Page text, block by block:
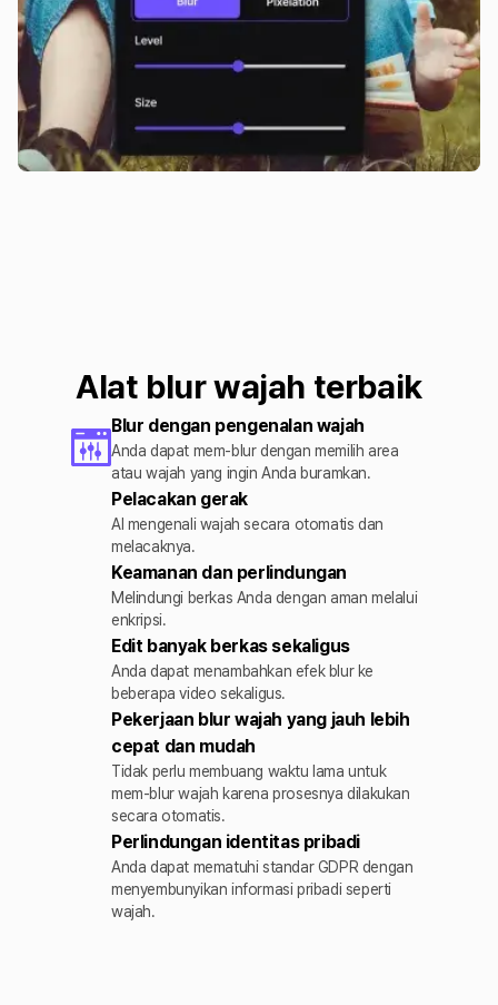
Alat blur wajah terbaik
Blur dengan pengenalan wajah
Anda dapat mem-blur dengan memilih area
atau wajah yang ingin Anda buramkan.
Pelacakan gerak
AI mengenali wajah secara otomatis dan
melacaknya.
Keamanan dan perlindungan
Melindungi berkas Anda dengan aman melalui
enkripsi.
Edit banyak berkas sekaligus
Anda dapat menambahkan efek blur ke
beberapa video sekaligus.
Pekerjaan blur wajah yang jauh lebih
cepat dan mudah
Tidak perlu membuang waktu lama untuk
mem-blur wajah karena prosesnya dilakukan
secara otomatis.
Perlindungan identitas pribadi
Anda dapat mematuhi standar GDPR dengan
menyembunyikan informasi pribadi seperti
wajah.